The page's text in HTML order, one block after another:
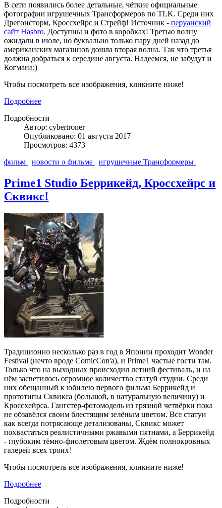
В сети появились более детальные, чёткие официальные
фотографии игрушечных Трансформеров по TLK. Среди них
Дрегонсторм, Кроссхейрс и Стрейф! Источник - перуанский
сайт Hasbro. Доступны и фото в коробках! Третью волну
ожидали в июле, но буквально только пару дней назад до
американских магазинов дошла вторая волна. Так что третья
должна добраться к середине августа. Надеемся, не забудут и
Когмана;)
Чтобы посмотреть все изображения, кликните ниже!
Подробнее
Подробности
Автор: cybertroner
Опубликовано: 01 августа 2017
Просмотров: 4373
фильм
новости о фильме игрушечные Трансформеры
Prime1 Studio Беррикейд, Кроссхейрс и
Сквикс!
Традиционно несколько раз в год в Японии проходит Wonder
Festival (нечто вроде ComicCon'а), и Prime1 частые гости там.
Только что на выходных происходил летний фестиваль, и на
нём засветилось огромное количество статуй студии. Среди
них обещанный к юбилею первого фильма Беррикейд и
прототипы Сквикса (большой, в натуральную величину) и
Кроссхейрса. Гангстер-фотомодель из грязной четвёрки пока
не обзавёлся своим блестящим зелёным цветом. Все статуи
как всегда потрясающе детализованы, Сквикс может
похвастаться реалистичными ржавыми пятнами, а Беррикейд
- глубоким тёмно-фиолетовым цветом. Ждём полнокровных
галерей всех троих!
Чтобы посмотреть все изображения, кликните ниже!
Подробнее
Подробности